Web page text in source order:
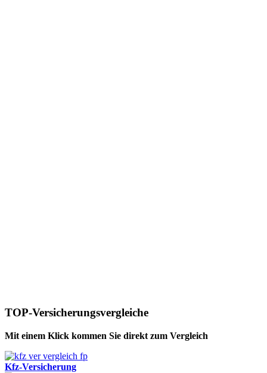
TOP-Versicherungsvergleiche
Mit einem Klick kommen Sie direkt zum Vergleich
Kfz-Versicherung